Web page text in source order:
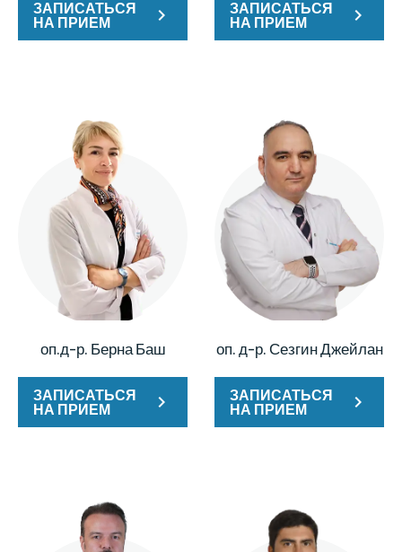
ЗАПИСАТЬСЯ
НА ПРИЕМ
ЗАПИСАТЬСЯ
НА ПРИЕМ
оп.д-р. Берна Баш
ЗАПИСАТЬСЯ
НА ПРИЕМ
оп. д-р. Сезгин Джейлан
ЗАПИСАТЬСЯ
НА ПРИЕМ